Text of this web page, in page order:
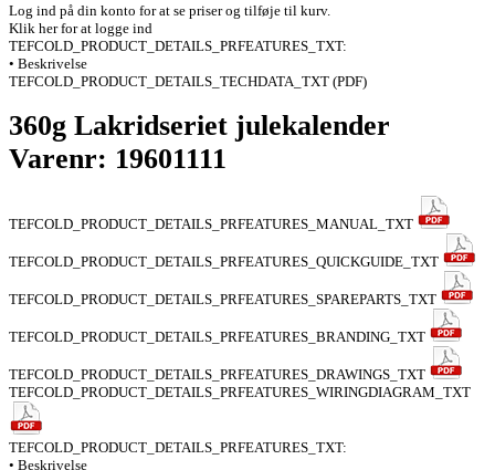
Log ind på din konto for at se priser og tilføje til kurv.
Klik her for at logge ind
TEFCOLD_PRODUCT_DETAILS_PRFEATURES_TXT:
• Beskrivelse
TEFCOLD_PRODUCT_DETAILS_TECHDATA_TXT (PDF)
360g Lakridseriet julekalender
Varenr: 19601111
TEFCOLD_PRODUCT_DETAILS_PRFEATURES_MANUAL_TXT
TEFCOLD_PRODUCT_DETAILS_PRFEATURES_QUICKGUIDE_TXT
TEFCOLD_PRODUCT_DETAILS_PRFEATURES_SPAREPARTS_TXT
TEFCOLD_PRODUCT_DETAILS_PRFEATURES_BRANDING_TXT
TEFCOLD_PRODUCT_DETAILS_PRFEATURES_DRAWINGS_TXT
TEFCOLD_PRODUCT_DETAILS_PRFEATURES_WIRINGDIAGRAM_TXT
TEFCOLD_PRODUCT_DETAILS_PRFEATURES_TXT:
• Beskrivelse